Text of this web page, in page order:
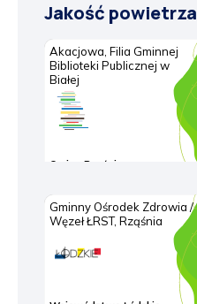
Jakość powietrza